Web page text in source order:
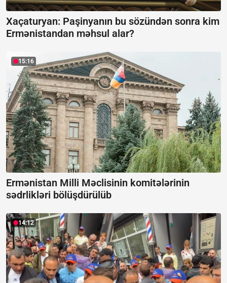
Xaçaturyan: Paşinyanın bu sözündən sonra kim
Ermənistandan məhsul alar?
15:16
Ermənistan Milli Məclisinin komitələrinin
sədrlikləri bölüşdürülüb
14:12